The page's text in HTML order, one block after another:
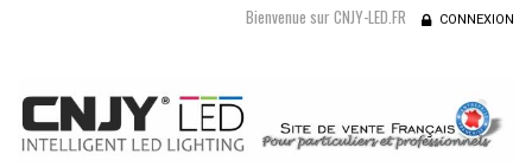
Bienvenue sur CNJY-LED.FR CONNEXION